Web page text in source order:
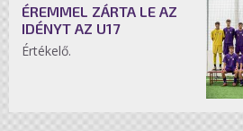
ÉREMMEL ZÁRTA LE AZ
IDÉNYT AZ U17
Értékelő.